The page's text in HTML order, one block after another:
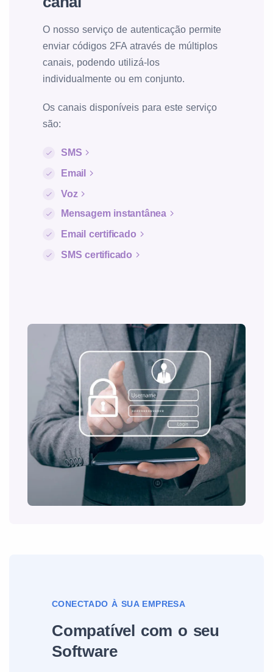
O nosso serviço de autenticação permite
enviar códigos 2FA através de múltiplos
canais, podendo utilizá-los
individualmente ou em conjunto.
Os canais disponíveis para este serviço
são:
SMS
Email
Voz
Mensagem instantânea
Email certificado
SMS certificado
CONECTADO À SUA EMPRESA
Compatível com o seu
Software